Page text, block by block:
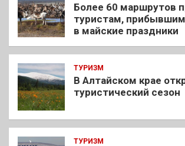
Более 60 маршрутов
туристам,
в майские праздники
ТУРИЗМ
В Алтайском крае
туристический сезон
ТУРИЗМ